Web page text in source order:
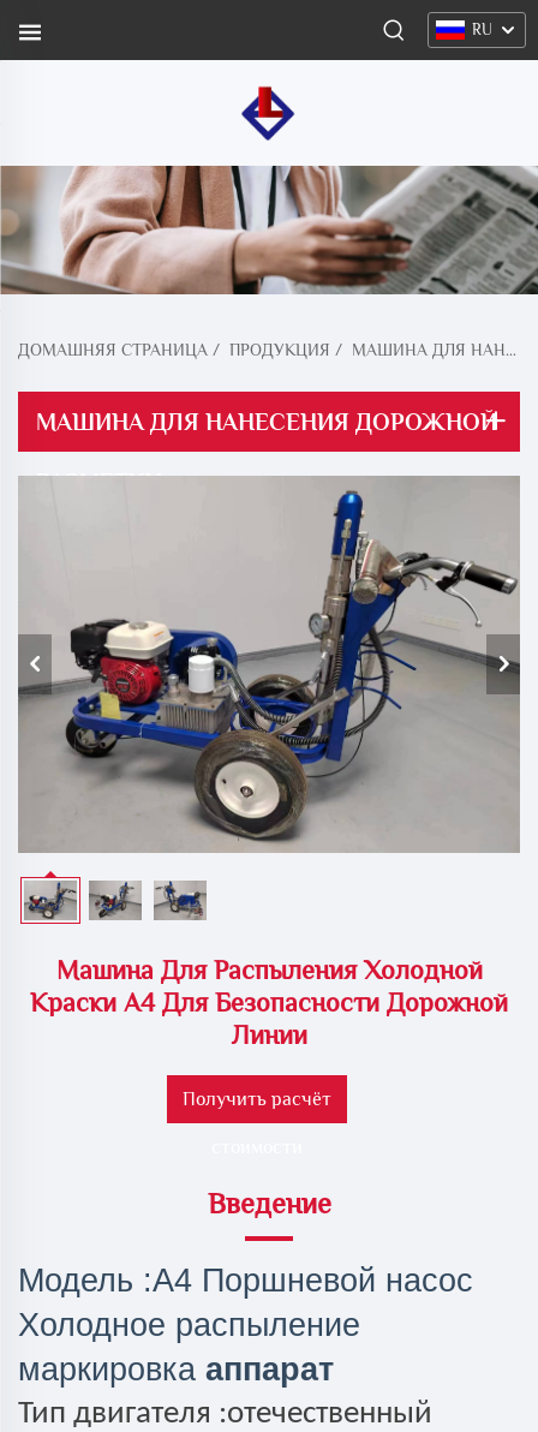
RU
ДОМАШНЯЯ СТРАНИЦА / ПРОДУКЦИЯ / МАШИНА ДЛЯ НАНЕСЕНИЯ РАЗМЕТКИ НА ДОРОГАХ
МАШИНА ДЛЯ НАНЕСЕНИЯ ДОРОЖНОЙ
РАЗМЕТКИ
Машина Для Распыления Холодной
Краски A4 Для Безопасности Дорожной
Линии
Получить расчёт
Введение
Модель :A4 Поршневой насос
Холодное распыление
маркировка аппарат
Тип двигателя :отечественный